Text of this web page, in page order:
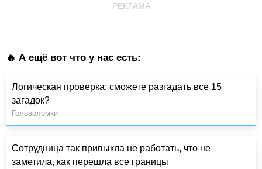
РЕКЛАМА
🔥 А ещё вот что у нас есть:
Логическая проверка: сможете разгадать все 15
загадок?
Головоломки
Сотрудница так привыкла не работать, что не
заметила, как перешла все границы